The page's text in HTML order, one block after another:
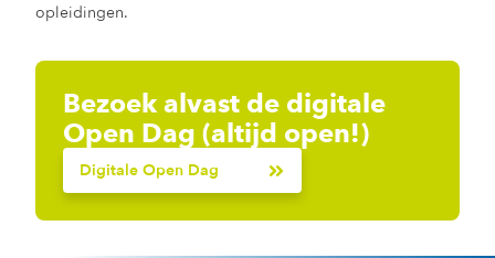
opleidingen.
Bezoek alvast de digitale
Open Dag (altijd open!)
Digitale Open Dag